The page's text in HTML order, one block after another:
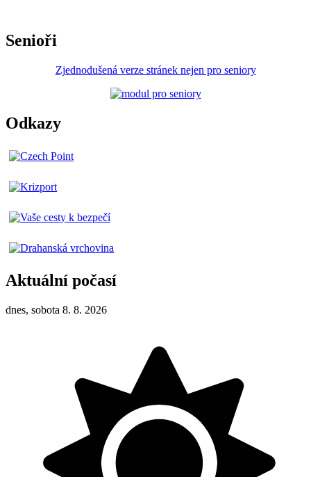
Senioři
Zjednodušená verze stránek nejen pro seniory
Odkazy
Aktuální počasí
dnes, sobota 8. 8. 2026